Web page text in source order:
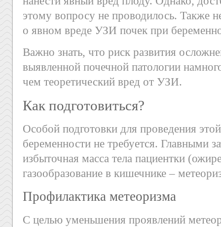
этому вопросу не проводилось. Также
о явном вреде УЗИ почек при
Важно знать, что риск развития
выявленной почечной патологии
чем теоретический вред от УЗИ.
Как подготовиться?
Особой подготовки для проведения
беременности не требуется. Главными
избыточная масса тела пациентки
газообразование в кишечнике –
Профилактика метеоризма
С целью уменьшения проявлений